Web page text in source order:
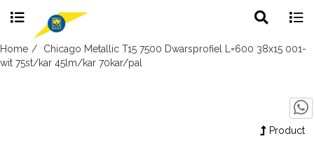
Skip
to
search
Home
Chicago Metallic T15 7500 Dwarsprofiel L=600 38x15 001-
wit 75st/kar 45lm/kar 70kar/pal
Product